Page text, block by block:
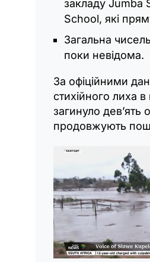
закладу Jumba
School, які
Загальна
поки невідома.
За офіційними
стихійного лиха в
загинуло дев’ять
продовжують